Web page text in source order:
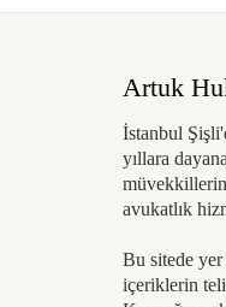
Artuk
İstanbul
yıllara
avukatlık
Bu sitede
içeriklerin